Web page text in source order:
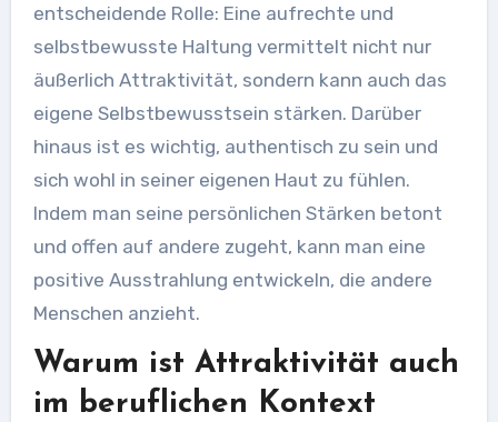
entscheidende Rolle: Eine aufrechte und
selbstbewusste Haltung vermittelt nicht nur
äußerlich Attraktivität, sondern kann auch das
eigene Selbstbewusstsein stärken. Darüber
hinaus ist es wichtig, authentisch zu sein und
sich wohl in seiner eigenen Haut zu fühlen.
Indem man seine persönlichen Stärken betont
und offen auf andere zugeht, kann man eine
positive Ausstrahlung entwickeln, die andere
Menschen anzieht.
Warum ist Attraktivität auch
im beruflichen Kontext